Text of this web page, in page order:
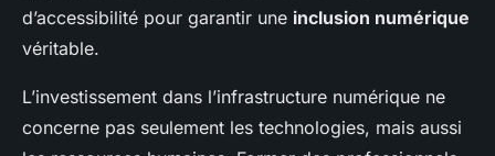
d’accessibilité pour garantir une inclusion numérique
véritable.
L’investissement dans l’infrastructure numérique ne
concerne pas seulement les technologies, mais aussi